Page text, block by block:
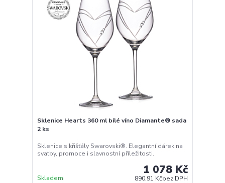
Sklenice Hearts 360 ml bílé víno Diamante® sada
2 ks
Sklenice s křišťály Swarovski®. Elegantní dárek na
svatby, promoce i slavnostní příležitosti.
1 078 Kč
890,91 Kčbez DPH
Skladem